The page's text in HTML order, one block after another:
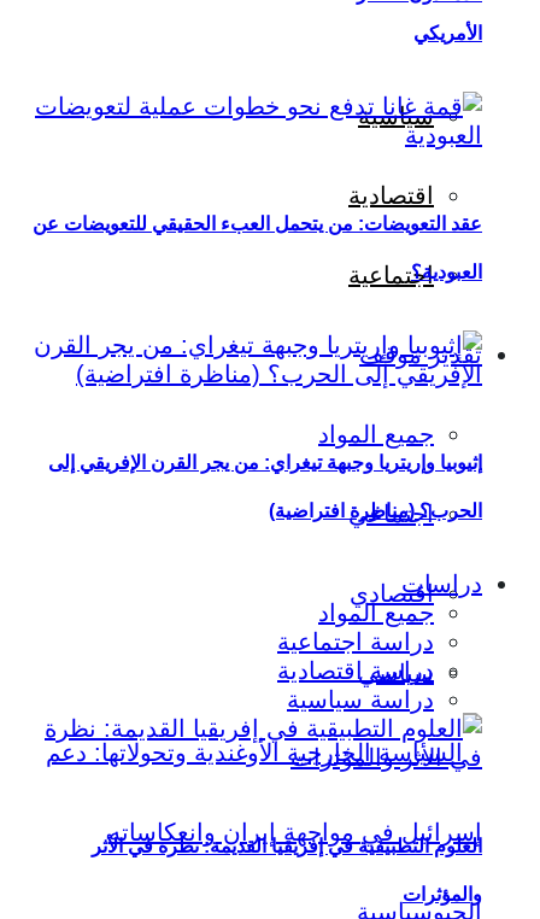
سياسية
اقتصادية
اجتماعية
تقدير موقف
جميع المواد
اجتماعي
اقتصادي
سياسي
الأمريكي
عقد التعويضات: من يتحمل العبء الحقيقي للتعويضات عن
العبودية؟
إثيوبيا وإريتريا وجبهة تيغراي: من يجر القرن الإفريقي إلى
الحرب؟ (مناظرة افتراضية)
دراسات
جميع المواد
دراسة اجتماعية
دراسة اقتصادية
دراسة سياسية
العلوم التطبيقية في إفريقيا القديمة: نظرة في الأثر
والمؤثرات